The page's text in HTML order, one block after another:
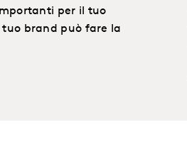
per il tuo
tuo brand può fare la